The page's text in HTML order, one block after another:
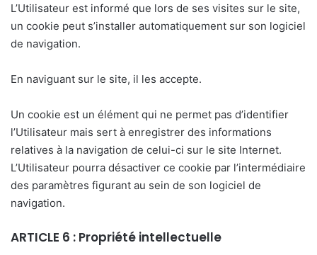
L’Utilisateur est informé que lors de ses visites sur le site,
un cookie peut s’installer automatiquement sur son logiciel
de navigation.
En naviguant sur le site, il les accepte.
Un cookie est un élément qui ne permet pas d’identifier
l’Utilisateur mais sert à enregistrer des informations
relatives à la navigation de celui-ci sur le site Internet.
L’Utilisateur pourra désactiver ce cookie par l’intermédiaire
des paramètres figurant au sein de son logiciel de
navigation.
ARTICLE 6 : Propriété intellectuelle